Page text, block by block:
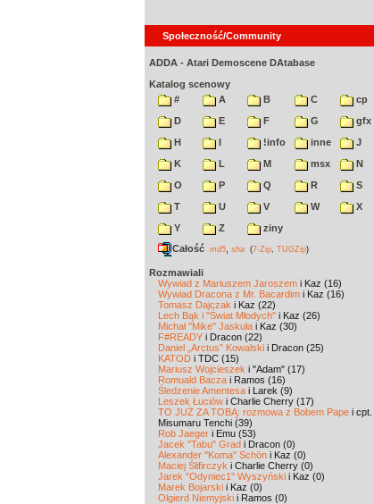
Społeczność/Community
ADDA - Atari Demoscene DAtabase
Katalog scenowy
#
A B C
cp
D
E F G
gfx
H
I !info inne
J
K
L M msx
N
O
P Q R
S
T
U V W
X
Y
Z
ziny
Całość md5 sha (7-Zip TUGZip)
Rozmawiali
Wywiad z Mariuszem Jaroszem i Kaz (16)
Wywiad Dracona z Mr. Bacardim i Kaz (16)
Tomasz Dajczak i Kaz (22)
Lech Bąk i "Świat Młodych" i Kaz (26)
Michał "Mike" Jaskuła i Kaz (30)
F#READY i Dracon (22)
Daniel „Arctus” Kowalski i Dracon (25)
KATOD i TDC (15)
Mariusz Wojcieszek i "Adam" (17)
Romuald Bacza i Ramos (16)
Śledzenie Amentesa i Larek (9)
Leszek Łuciów i Charlie Cherry (17)
TO JUŻ ZA TOBĄ: rozmowa z Bobem Pape i cpt.
Misumaru Tenchi (39)
Rob Jaeger i Emu (53)
Jacek "Tabu" Grad i Dracon (0)
Alexander "Koma" Schön i Kaz (0)
Maciej Ślifirczyk i Charlie Cherry (0)
Jarek "Odyniec1" Wyszyński i Kaz (0)
Marek Bojarski i Kaz (0)
Olgierd Niemyjski i Ramos (0)